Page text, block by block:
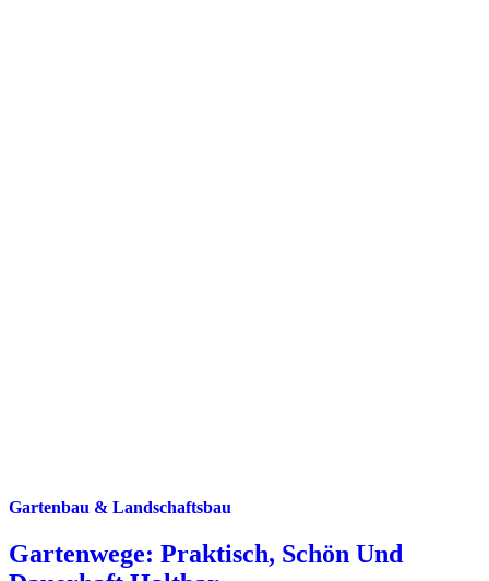
Gartenbau & Landschaftsbau
Gartenwege: Praktisch, Schön Und